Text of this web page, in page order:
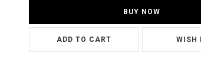
BUY NOW
ADD TO CART WISH